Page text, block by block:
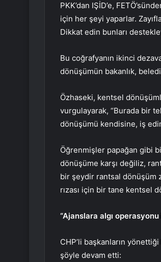
PKK’dan IŞİD’e,
için her şeyi yaparlar.
Dikkat edin bunları
Bu coğrafyanın ikinci
dönüşümün bakanlık,
Özhaseki, kentsel
vurgulayarak, “Burada bir
dönüşümü kendisine, iş
Öğrenmişler papağan gibi
dönüşüme karşı değiliz,
bir şeydir rantsal dönüşüm
rızası için bir tane kentsel
“Ajanslara algı
CHP’li başkanların
şöyle devam etti: